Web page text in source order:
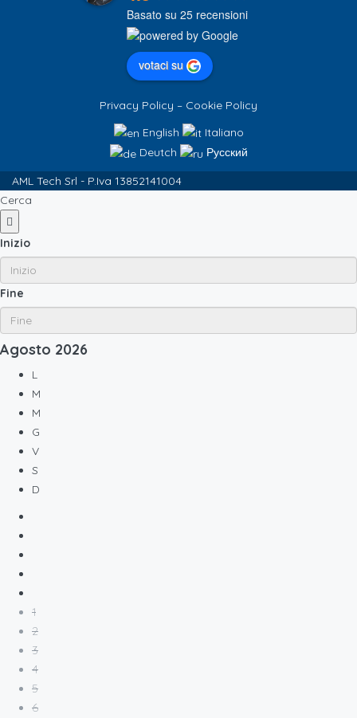
Basato su 25 recensioni
votaci su
Privacy Policy – Cookie Policy
English
Italiano
Deutch
Русский
AML Tech Srl - P.Iva 13852141004
Cerca
Inizio
Fine
Agosto 2026
L
M
M
G
V
S
D
1
2
3
4
5
6